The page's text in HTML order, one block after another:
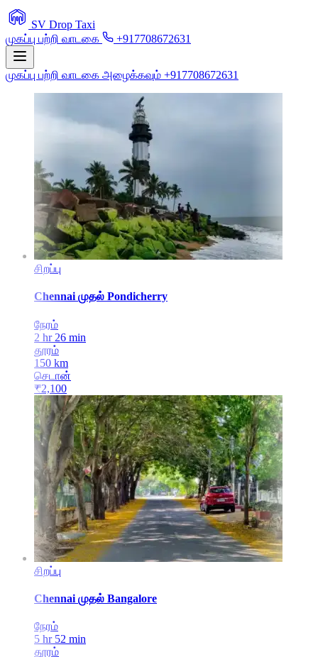
SV Drop Taxi
முகப்பு பற்றி வாடகை +917708672631
முகப்பு பற்றி வாடகை அழைக்கவும் +917708672631
சிறப்பு
Chennai முதல் Pondicherry
நேரம்
2 hr 26 min
தூரம்
150 km
செடான்
₹2,100
சிறப்பு
Chennai முதல் Bangalore
நேரம்
5 hr 52 min
தூரம்